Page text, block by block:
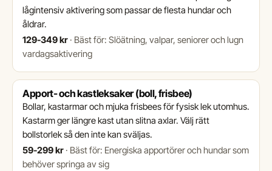
lågintensiv aktivering som passar de flesta hundar och
åldrar.
129-349 kr · Bäst för: Slöätning, valpar, seniorer och lugn
vardagsaktivering
Apport- och kastleksaker (boll, frisbee)
Bollar, kastarmar och mjuka frisbees för fysisk lek utomhus.
Kastarm ger längre kast utan slitna axlar. Välj rätt
bollstorlek så den inte kan sväljas.
59-299 kr · Bäst för: Energiska apportörer och hundar som
behöver springa av sig